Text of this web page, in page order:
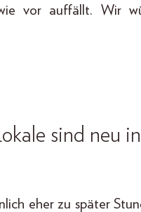
vor auffällt. Wir
sind neu
eher zu später